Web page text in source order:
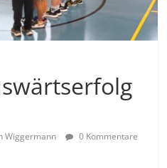
Wiggermann
0 Kommentare